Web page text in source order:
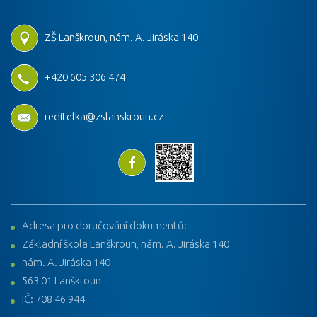
ZŠ Lanškroun, nám. A. Jiráska 140
+420 605 306 474
reditelka@zslanskroun.cz
Adresa pro doručování dokumentů:
Základní škola Lanškroun, nám. A. Jiráska 140
nám. A. Jiráska 140
563 01 Lanškroun
IČ: 708 46 944